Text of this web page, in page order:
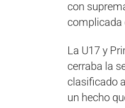
con
complicada
La U17 y
cerraba la
clasificado
un hecho